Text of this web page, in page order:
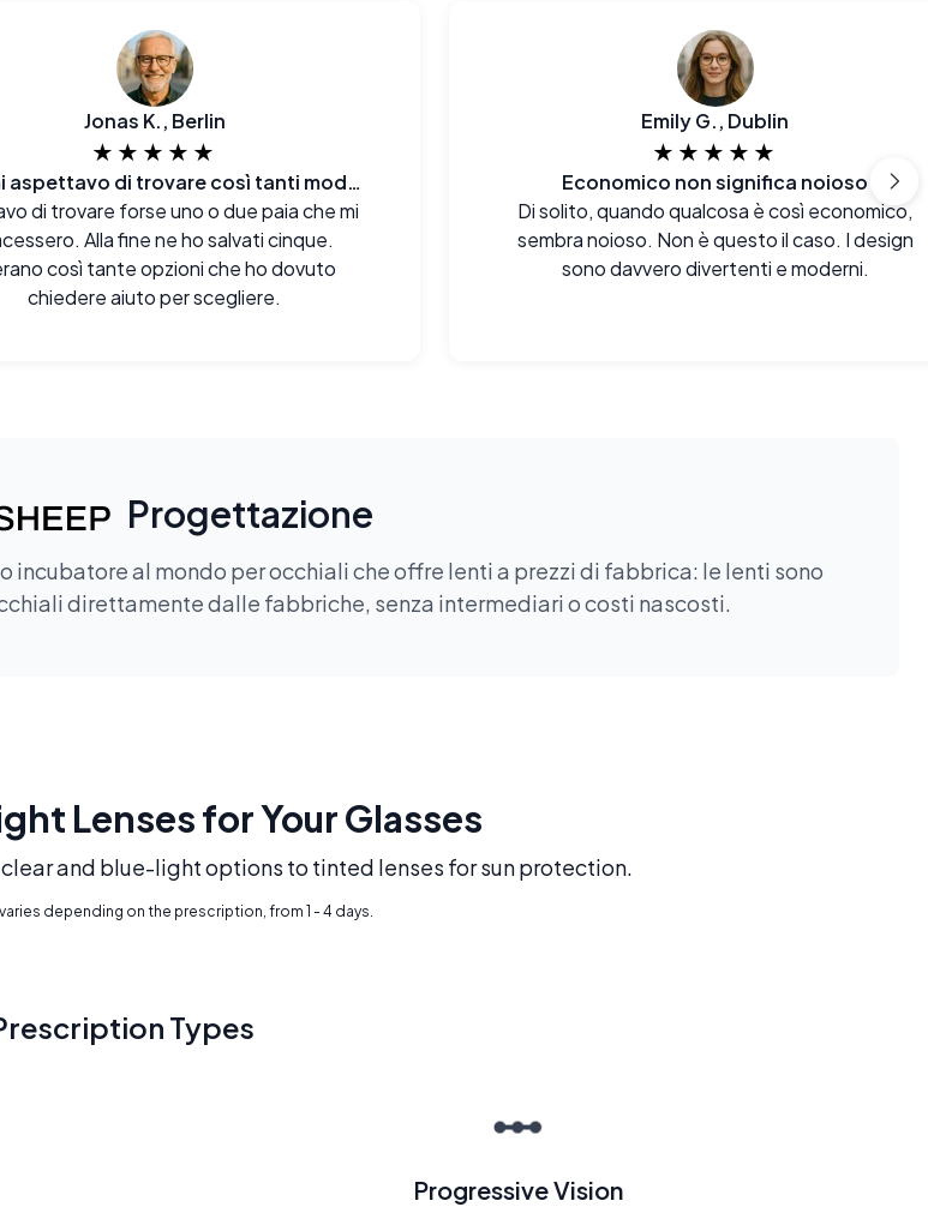
Jonas K., Berlin
★★★★★
Non mi aspettavo di trovare così tanti modelli
di trovare forse uno o due paia che mi
Alla fine ne ho salvati cinque.
così tante opzioni che ho dovuto
chiedere aiuto per scegliere.
Emily G., Dublin
★★★★★
Economico non significa noioso
Di solito, quando qualcosa è così economico,
sembra noioso. Non è questo il caso. I design
sono davvero divertenti e moderni.
Progettazione
incubatore al mondo per occhiali che offre lenti a prezzi di fabbrica: le lenti sono
direttamente dalle fabbriche, senza intermediari o costi nascosti.
Lenses for Your Glasses
and blue-light options to tinted lenses for sun protection.
depending on the prescription, from 1 - 4 days.
Types
Progressive Vision